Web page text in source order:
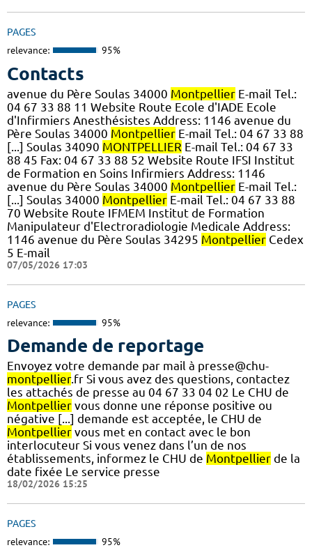
PAGES
relevance: 95%
Contacts
avenue du Père Soulas 34000 Montpellier E-mail Tel.:
04 67 33 88 11 Website Route Ecole d'IADE Ecole
d'Infirmiers Anesthésistes Address: 1146 avenue du
Père Soulas 34000 Montpellier E-mail Tel.: 04 67 33 88
[...] Soulas 34090 MONTPELLIER E-mail Tel.: 04 67 33
88 45 Fax: 04 67 33 88 52 Website Route IFSI Institut
de Formation en Soins Infirmiers Address: 1146
avenue du Père Soulas 34000 Montpellier E-mail Tel.:
[...] Soulas 34000 Montpellier E-mail Tel.: 04 67 33 88
70 Website Route IFMEM Institut de Formation
Manipulateur d'Electroradiologie Medicale Address:
1146 avenue du Père Soulas 34295 Montpellier Cedex
5 E-mail
07/05/2026 17:03
PAGES
relevance: 95%
Demande de reportage
Envoyez votre demande par mail à presse@chu-
montpellier.fr Si vous avez des questions, contactez
les attachés de presse au 04 67 33 04 02 Le CHU de
Montpellier vous donne une réponse positive ou
négative [...] demande est acceptée, le CHU de
Montpellier vous met en contact avec le bon
interlocuteur Si vous venez dans l’un de nos
établissements, informez le CHU de Montpellier de la
date fixée Le service presse
18/02/2026 15:25
PAGES
relevance: 95%